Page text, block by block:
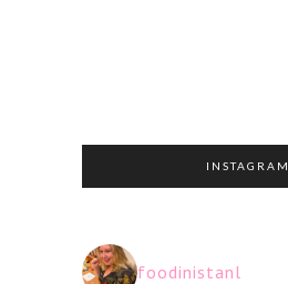
INSTAGRAM
foodinistanl